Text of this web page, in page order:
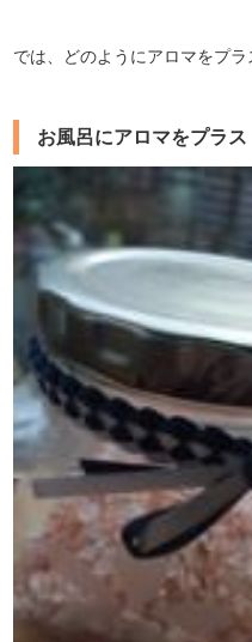
では、どのようにアロマをプラ
お風呂にアロマをプラス